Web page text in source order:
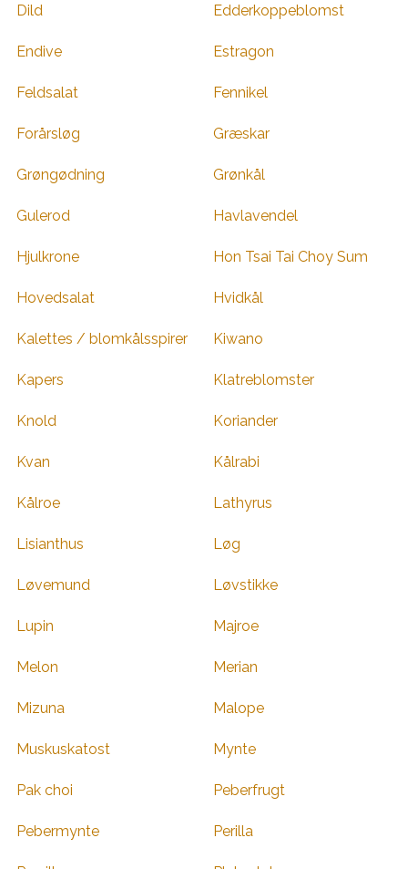
Dild Edderkoppeblomst
Endive Estragon
Feldsalat Fennikel
Forårsløg Græskar
Grøngødning Grønkål
Gulerod Havlavendel
Hjulkrone Hon Tsai Tai Choy Sum
Hovedsalat Hvidkål
Kalettes / blomkålsspirer Kiwano
Kapers Klatreblomster
Knold Koriander
Kvan Kålrabi
Kålroe Lathyrus
Lisianthus Løg
Løvemund Løvstikke
Lupin Majroe
Melon Merian
Mizuna Malope
Muskuskatost Mynte
Pak choi Peberfrugt
Pebermynte Perilla